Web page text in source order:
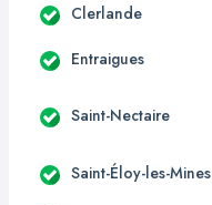
Clerlande
Entraigues
Saint-Nectaire
Saint-Éloy-les-Mines